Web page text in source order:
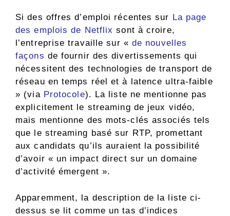
Si des offres d’emploi récentes sur La page
des emplois de Netflix sont à croire,
l’entreprise travaille sur « de nouvelles
façons de fournir des divertissements qui
nécessitent des technologies de transport de
réseau en temps réel et à latence ultra-faible
» (via Protocole). La liste ne mentionne pas
explicitement le streaming de jeux vidéo,
mais mentionne des mots-clés associés tels
que le streaming basé sur RTP, promettant
aux candidats qu’ils auraient la possibilité
d’avoir « un impact direct sur un domaine
d’activité émergent ».
Apparemment, la description de la liste ci-
dessus se lit comme un tas d’indices